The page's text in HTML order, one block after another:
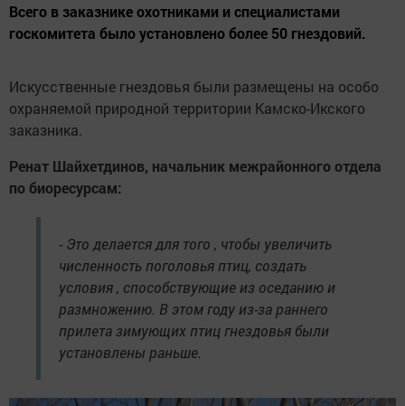
Всего в заказнике охотниками и специалистами
госкомитета было установлено более 50 гнездовий.
Искусственные гнездовья были размещены на особо
охраняемой природной территории Камско-Икского
заказника.
Ренат Шайхетдинов, начальник межрайонного отдела
по биоресурсам:
- Это делается для того , чтобы увеличить
численность поголовья птиц, создать
условия , способствующие из оседанию и
размножению. В этом году из-за раннего
прилета зимующих птиц гнездовья были
установлены раньше.